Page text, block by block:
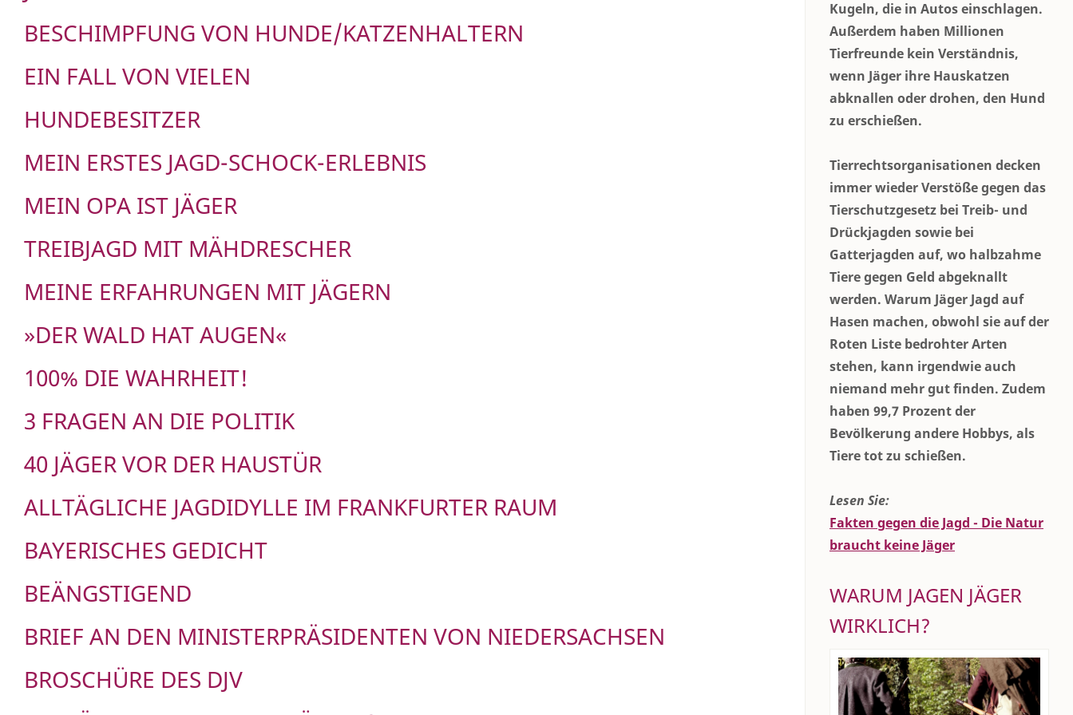
BESCHIMPFUNG VON HUNDE/KATZENHALTERN
EIN FALL VON VIELEN
HUNDEBESITZER
MEIN ERSTES JAGD-SCHOCK-ERLEBNIS
MEIN OPA IST JÄGER
TREIBJAGD MIT MÄHDRESCHER
MEINE ERFAHRUNGEN MIT JÄGERN
»DER WALD HAT AUGEN«
100% DIE WAHRHEIT!
3 FRAGEN AN DIE POLITIK
40 JÄGER VOR DER HAUSTÜR
ALLTÄGLICHE JAGDIDYLLE IM FRANKFURTER RAUM
BAYERISCHES GEDICHT
BEÄNGSTIGEND
BRIEF AN DEN MINISTERPRÄSIDENTEN VON NIEDERSACHSEN
BROSCHÜRE DES DJV
Kugeln, die in Autos einschlagen.
Außerdem haben Millionen
Tierfreunde kein Verständnis,
wenn Jäger ihre Hauskatzen
abknallen oder drohen, den Hund
zu erschießen.
Tierrechtsorganisationen decken
immer wieder Verstöße gegen das
Tierschutzgesetz bei Treib- und
Drückjagden sowie bei
Gatterjagden auf, wo halbzahme
Tiere gegen Geld abgeknallt
werden. Warum Jäger Jagd auf
Hasen machen, obwohl sie auf der
Roten Liste bedrohter Arten
stehen, kann irgendwie auch
niemand mehr gut finden. Zudem
haben 99,7 Prozent der
Bevölkerung andere Hobbys, als
Tiere tot zu schießen.
Lesen Sie:
Fakten gegen die Jagd - Die Natur
braucht keine Jäger
WARUM JAGEN JÄGER
WIRKLICH?